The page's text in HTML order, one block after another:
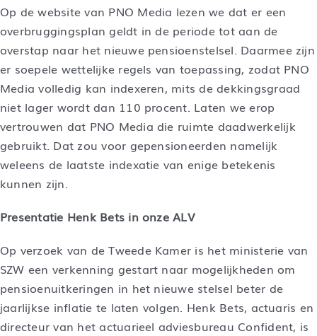
Op de website van PNO Media lezen we dat er een
overbruggingsplan geldt in de periode tot aan de
overstap naar het nieuwe pensioenstelsel. Daarmee zijn
er soepele wettelijke regels van toepassing, zodat PNO
Media volledig kan indexeren, mits de dekkingsgraad
niet lager wordt dan 110 procent. Laten we erop
vertrouwen dat PNO Media die ruimte daadwerkelijk
gebruikt. Dat zou voor gepensioneerden namelijk
weleens de laatste indexatie van enige betekenis
kunnen zijn.
Presentatie Henk Bets in onze ALV
Op verzoek van de Tweede Kamer is het ministerie van
SZW een verkenning gestart naar mogelijkheden om
pensioenuitkeringen in het nieuwe stelsel beter de
jaarlijkse inflatie te laten volgen. Henk Bets, actuaris en
directeur van het actuarieel adviesbureau Confident, is